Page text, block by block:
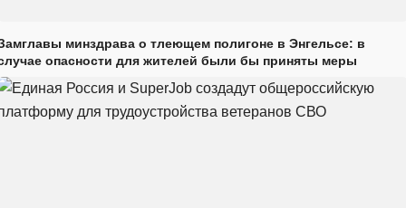
минздрава о тлеющем полигоне в Энгельсе: в
опасности для жителей были бы приняты меры